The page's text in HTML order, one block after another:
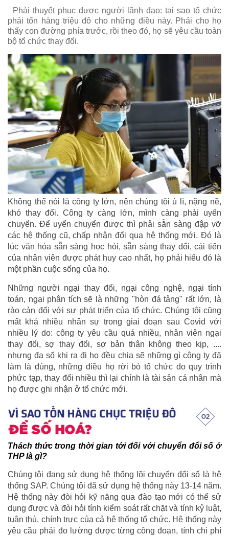
Phải thuyết phục được người lãnh đạo: tại sao tổ chức
phải tốn hàng triệu đô cho những điều này. Phải cho họ
thấy con đường phía trước, rồi theo đó, họ sẽ yêu cầu toàn
bộ tổ chức thay đổi.
Không thể nói là công ty lớn, nên chúng tôi ù lì, nặng nề,
khó thay đổi. Công ty càng lớn, mình càng phải uyển
chuyển. Để uyển chuyển được thì phải sẵn sàng đập vỡ
các hệ thống cũ, chấp nhận đổi qua hệ thống mới. Đó là
lúc văn hóa sẵn sàng học hỏi, sẵn sàng thay đổi, cải tiến
của nhân viên được phát huy cao nhất, họ phải hiểu đó là
một phần cuộc sống của họ.
Những người ngại thay đổi, ngại công nghệ, ngại tính
toán, ngại phân tích sẽ là những "hòn đá tảng" rất lớn, là
rào cản đối với sự phát triển của tổ chức. Chúng tôi cũng
mất khá nhiều nhân sự trong giai đoạn sau Covid với
nhiều lý do: công ty yêu cầu quá nhiều, nhân viên ngại
thay đổi, sợ thay đổi, sợ bản thân không theo kịp, ....
nhưng đa số khi ra đi họ đều chia sẽ những gì công ty đã
làm là đúng, những điều họ rời bỏ tổ chức do quy trình
phức tạp, thay đổi nhiều thì lại chính là tài sản cá nhân mà
họ được ghi nhận ở tổ chức mới.
Thách thức trong thời gian tới đối với chuyển đổi số ở
THP là gì?
Chúng tôi đang sử dụng hệ thống lõi chuyển đổi số là hệ
thống SAP. Chúng tôi đã sử dụng hệ thống này 13-14 năm.
Hệ thống này đòi hỏi kỹ năng qua đào tạo mới có thể sử
dụng được và đòi hỏi tính kiểm soát rất chặt và tính kỷ luật,
tuân thủ, chính trực của cả hệ thống tổ chức. Hệ thống này
yêu cầu phải đo lường được từng công đoạn, tính chi phí